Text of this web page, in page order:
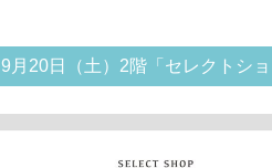
9月20日（土）2階「セレクトシ